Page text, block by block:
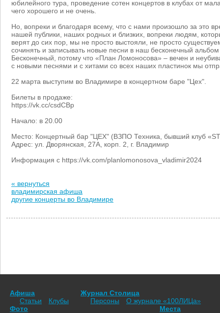
юбилейного тура, проведение сотен концертов в клубах от
чего хорошего и не очень.
Но, вопреки и благодаря всему, что с нами произошло за это
нашей публики, наших родных и близких, вопреки людям,
верят до сих пор, мы не просто выстояли, не просто
сочинять и записывать новые песни в наш бесконечный
Бесконечный, потому что «План Ломоносова» – вечен и
с новыми песнями и с хитами со всех наших пластинок мы
22 марта выступим во Владимире в концертном баре "Цех".
Билеты в продаже:
https://vk.cc/csdCBp
Начало: в 20.00
Место: Концертный бар "ЦЕХ" (ВЗПО Техника, бывший клуб
Адрес: ул. Дворянская, 27А, корп. 2, г. Владимир
Информация с https://vk.com/planlomonosova_vladimir2024
« вернуться
владимирская афиша
другие концерты во Владимире
Афиша
Статьи
Клубы
Журнал Столица
Персоны
О журнале «100ЛИЦа»
Фото
Места